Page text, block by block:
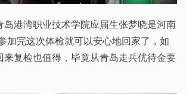
岛港湾职业技术学院应届生张梦晓是河南
加完这次体检就可以安心地回家了，如
来复检也值得，毕竟从青岛走兵优待金要